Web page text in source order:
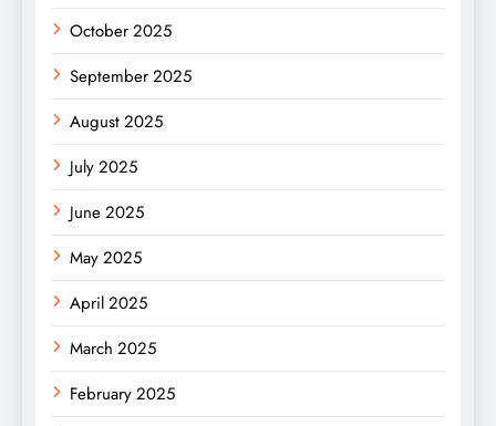
October 2025
September 2025
August 2025
July 2025
June 2025
May 2025
April 2025
March 2025
February 2025